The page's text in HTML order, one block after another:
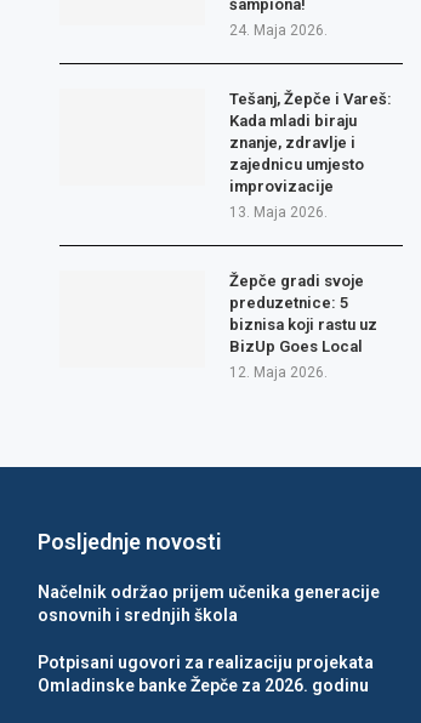
šampiona!
24. Maja 2026.
Tešanj, Žepče i Vareš:
Kada mladi biraju
znanje, zdravlje i
zajednicu umjesto
improvizacije
13. Maja 2026.
Žepče gradi svoje
preduzetnice: 5
biznisa koji rastu uz
BizUp Goes Local
12. Maja 2026.
Posljednje novosti
Načelnik održao prijem učenika generacije
osnovnih i srednjih škola
Potpisani ugovori za realizaciju projekata
Omladinske banke Žepče za 2026. godinu